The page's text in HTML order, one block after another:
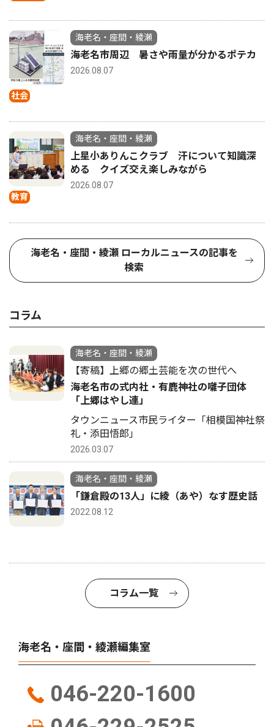
社会
海老名・座間・綾瀬
海老名市周辺 暑さや雨量が分かるポテカ
2026.08.07
教育
海老名・座間・綾瀬
上星小ありんこクラブ 汗について知識深
める クイズ交え楽しみながら
2026.08.07
海老名・座間・綾瀬 ローカルニュースの記事を
検索
コラム
海老名・座間・綾瀬
【寄稿】上郷の郷土芸能を次の世代へ
海老名市の式内社・有鹿神社の囃子団体
「上郷はやし連」
タウンニュース市民ライター「相模国神社祭
礼・添田悟郎」
2026.03.07
海老名・座間・綾瀬
「鎌倉殿の13人」に綾（あや）なす歴史話
2022.08.12
コラム一覧
海老名・座間・綾瀬編集室
046-220-1600